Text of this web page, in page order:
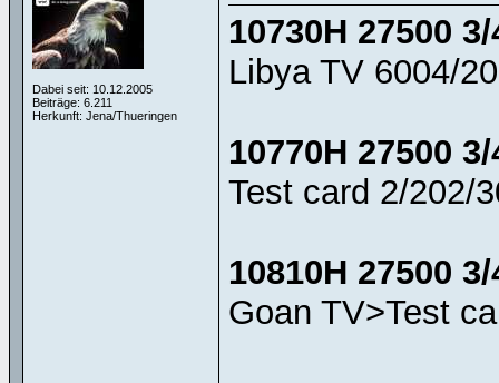
Dabei seit: 10.12.2005
Beiträge: 6.211
Herkunft: Jena/Thueringen
10730H 27500 3/
Libya TV 6004/
10770H 27500 3/
Test card 2/202/
10810H 27500 3/
Goan TV>Test